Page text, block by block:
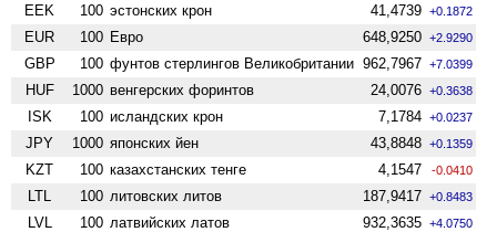
EEK 100 эстонских крон 41,4739 +0.1872
EUR 100 Евро 648,9250 +2.9290
GBP 100 фунтов стерлингов Велико­британии 962,7967 +7.0399
HUF 1000 венгерских форинтов 24,0076 +0.3638
ISK 100 исландских крон 7,1784 +0.0237
JPY 1000 японских йен 43,8848 +0.1359
KZT 100 казахстанских тенге 4,1547 -0.0410
LTL 100 литовских литов 187,9417 +0.8483
LVL 100 латвийских латов 932,3635 +4.0750